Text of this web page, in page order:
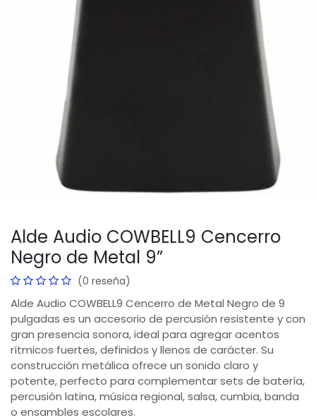
Alde Audio COWBELL9 Cencerro
Negro de Metal 9”
(0 reseña)
Alde Audio COWBELL9 Cencerro de Metal Negro de 9
pulgadas es un accesorio de percusión resistente y con
gran presencia sonora, ideal para agregar acentos
rítmicos fuertes, definidos y llenos de carácter. Su
construcción metálica ofrece un sonido claro y
potente, perfecto para complementar sets de batería,
percusión latina, música regional, salsa, cumbia, banda
o ensambles escolares.